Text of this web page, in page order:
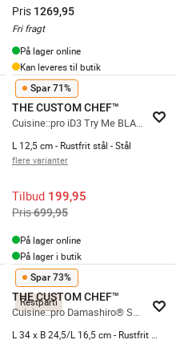
Pris 1269,95
Fri fragt
På lager online
Kan leveres til butik
Spar 71%
THE CUSTOM CHEF™
Cuisine::pro iD3 Try Me BLACK SAMURAI Santokukniv
L 12,5 cm - Rustfrit stål - Stål
flere varianter
Tilbud 199,95
Pris699,95
På lager online
På lager i butik
Restparti
Spar 73%
THE CUSTOM CHEF™
Cuisine::pro Damashiro® Santokukniv og skærebræt